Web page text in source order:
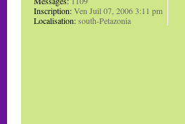
Inscription:Ven Juil 07, 2006 3:11 pm
Localisation:south-Petazonia